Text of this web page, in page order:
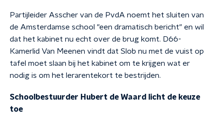
Partijleider Asscher van de PvdA noemt het sluiten van
de Amsterdamse school "een dramatisch bericht" en wil
dat het kabinet nu echt over de brug komt. D66-
Kamerlid Van Meenen vindt dat Slob nu met de vuist op
tafel moet slaan bij het kabinet om te krijgen wat er
nodig is om het lerarentekort te bestrijden.
Schoolbestuurder Hubert de Waard licht de keuze
toe